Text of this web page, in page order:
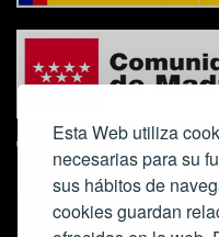
Esta Web utiliza
necesarias para su
sus hábitos de
cookies guardan